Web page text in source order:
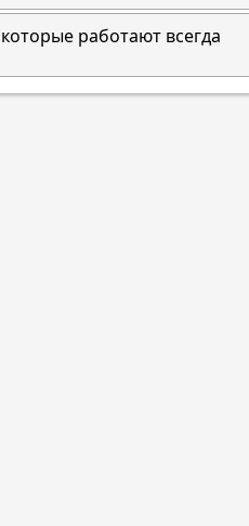
работают всегда